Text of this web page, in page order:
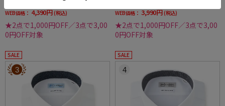
WEB価格： 4,390円 (税込)
★2点で1,000円OFF／3点で3,00
0円OFF対象
WEB価格： 3,990円 (税込)
★2点で1,000円OFF／3点で3,00
0円OFF対象
SALE
3
SALE
4